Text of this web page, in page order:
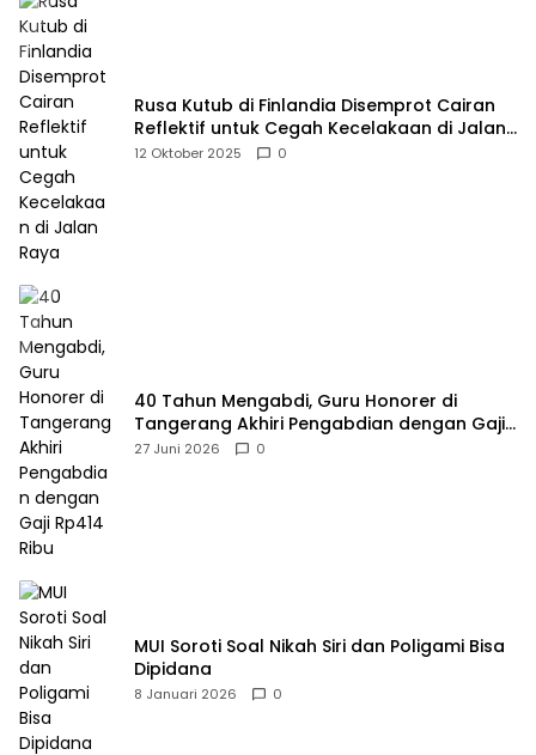
Rusa Kutub di Finlandia Disemprot Cairan
Reflektif untuk Cegah Kecelakaan di Jalan
Raya
12 Oktober 2025 0
40 Tahun Mengabdi, Guru Honorer di
Tangerang Akhiri Pengabdian dengan Gaji
Rp414 Ribu
27 Juni 2026 0
MUI Soroti Soal Nikah Siri dan Poligami Bisa
Dipidana
8 Januari 2026 0